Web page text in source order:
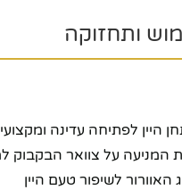
ותחזוקה
היין לפתיחה עדינה
המניעה על צוואר הבקבוק
לשיפור טעם היין